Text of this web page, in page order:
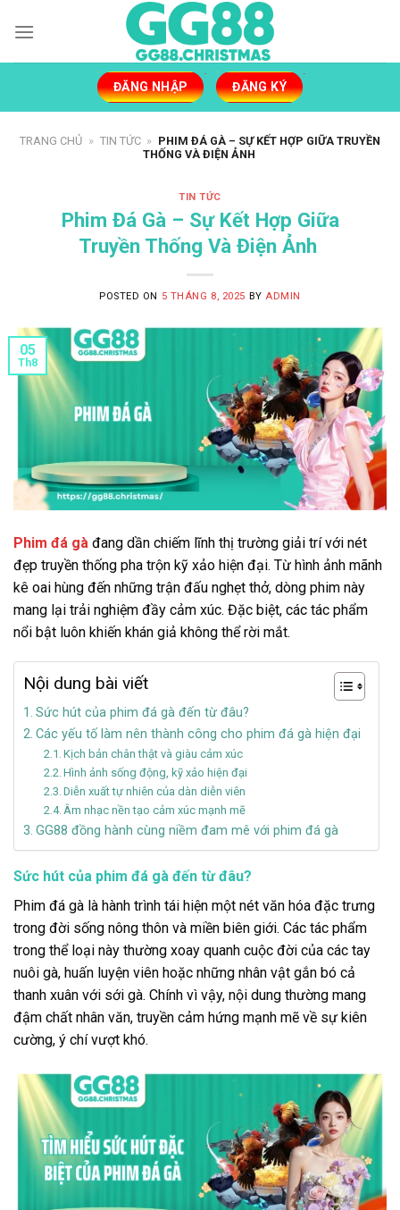
ĐĂNG NHẬP ĐĂNG KÝ
TRANG CHỦ » TIN TỨC » PHIM ĐÁ GÀ – SỰ KẾT HỢP GIỮA TRUYỀN
THỐNG VÀ ĐIỆN ẢNH
TIN TỨC
Phim Đá Gà – Sự Kết Hợp Giữa
Truyền Thống Và Điện Ảnh
POSTED ON 5 THÁNG 8, 2025 BY ADMIN
05
Th8
Phim đá gà đang dần chiếm lĩnh thị trường giải trí với nét
đẹp truyền thống pha trộn kỹ xảo hiện đại. Từ hình ảnh mãnh
kê oai hùng đến những trận đấu nghẹt thở, dòng phim này
mang lại trải nghiệm đầy cảm xúc. Đặc biệt, các tác phẩm
nổi bật luôn khiến khán giả không thể rời mắt.
Nội dung bài viết
Sức hút của phim đá gà đến từ đâu?
Các yếu tố làm nên thành công cho phim đá gà hiện đại
Kịch bản chân thật và giàu cảm xúc
Hình ảnh sống động, kỹ xảo hiện đại
Diễn xuất tự nhiên của dàn diễn viên
Âm nhạc nền tạo cảm xúc mạnh mẽ
GG88 đồng hành cùng niềm đam mê với phim đá gà
Sức hút của phim đá gà đến từ đâu?
Phim đá gà là hành trình tái hiện một nét văn hóa đặc trưng
trong đời sống nông thôn và miền biên giới. Các tác phẩm
trong thể loại này thường xoay quanh cuộc đời của các tay
nuôi gà, huấn luyện viên hoặc những nhân vật gắn bó cả
thanh xuân với sới gà. Chính vì vậy, nội dung thường mang
đậm chất nhân văn, truyền cảm hứng mạnh mẽ về sự kiên
cường, ý chí vượt khó.